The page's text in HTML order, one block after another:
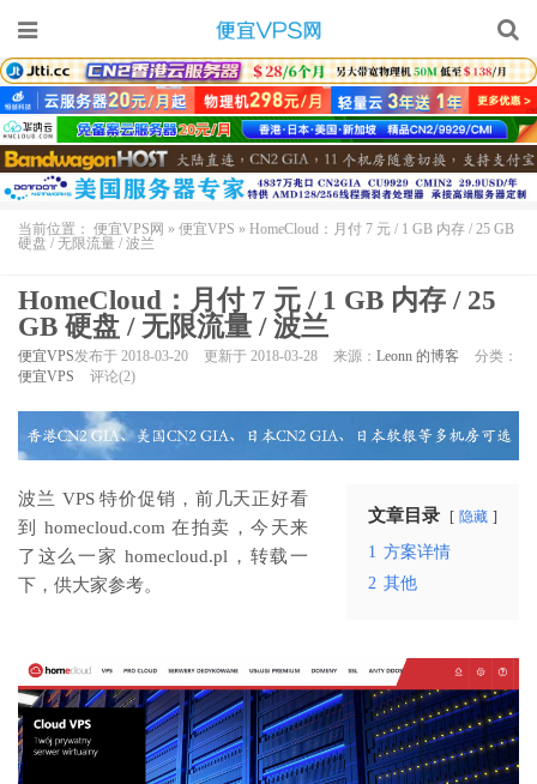
当前位置： 便宜VPS网 » 便宜VPS » HomeCloud：月付 7 元 / 1 GB 内存 / 25 GB
硬盘 / 无限流量 / 波兰
HomeCloud：月付 7 元 / 1 GB 内存 / 25
GB 硬盘 / 无限流量 / 波兰
便宜VPS发布于 2018-03-20 更新于 2018-03-28 来源： Leonn 的博客
分类：
便宜VPS
评论(2)
文章目录 隐藏
1 方案详情
2 其他
波兰 VPS 特价促销，前几天正好看
到 homecloud.com 在拍卖，今天来
了这么一家 homecloud.pl，转载一
下，供大家参考。